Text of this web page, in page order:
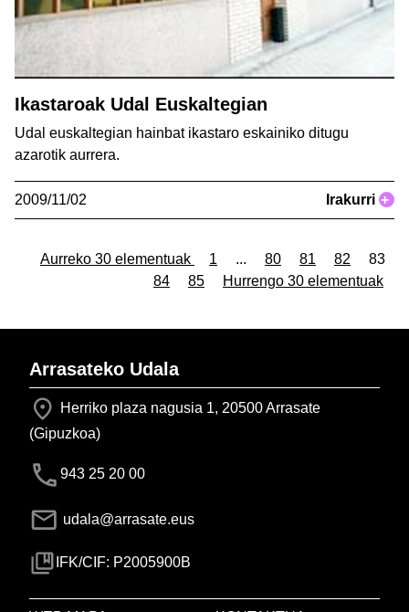
Ikastaroak Udal Euskaltegian
Udal euskaltegian hainbat ikastaro eskainiko ditugu
azarotik aurrera.
2009/11/02 Irakurri +
Aurreko 30 elementuak 1 ... 80 81 82
83
84
85 Hurrengo 30 elementuak
Arrasateko Udala
Herriko plaza nagusia 1, 20500 Arrasate
(Gipuzkoa)
943 25 20 00
udala@arrasate.eus
IFK/CIF: P2005900B